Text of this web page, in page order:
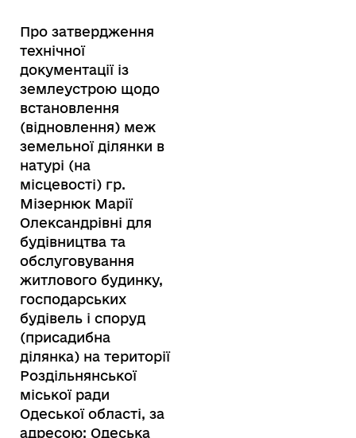
Про затвердження
технічної
документації із
землеустрою щодо
встановлення
(відновлення) меж
земельної ділянки в
натурі (на
місцевості) гр.
Мізернюк Марії
Олександрівні для
будівництва та
обслуговування
житлового будинку,
господарських
будівель і споруд
(присадибна
ділянка) на території
Роздільнянської
міської ради
Одеської області, за
адресою: Одеська